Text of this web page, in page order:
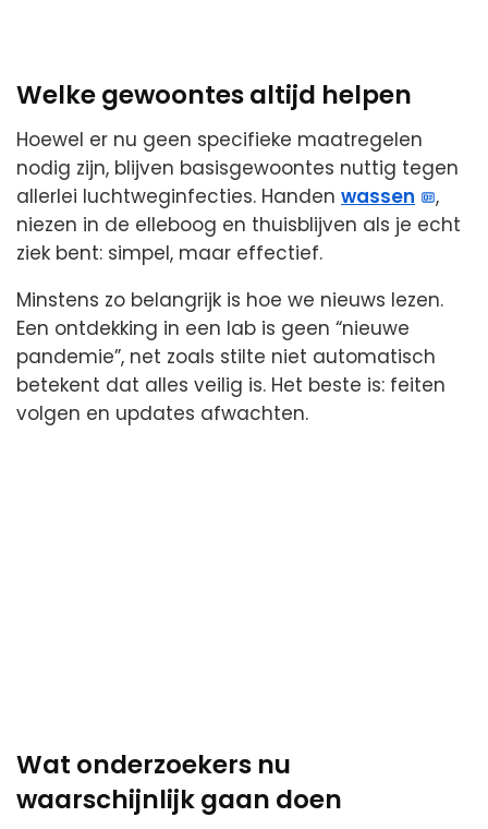
Welke gewoontes altijd helpen
Hoewel er nu geen specifieke maatregelen
nodig zijn, blijven basisgewoontes nuttig tegen
allerlei luchtweginfecties. Handen wassen
,
niezen in de elleboog en thuisblijven als je echt
ziek bent: simpel, maar effectief.
Minstens zo belangrijk is hoe we nieuws lezen.
Een ontdekking in een lab is geen “nieuwe
pandemie”, net zoals stilte niet automatisch
betekent dat alles veilig is. Het beste is: feiten
volgen en updates afwachten.
Wat onderzoekers nu
waarschijnlijk gaan doen